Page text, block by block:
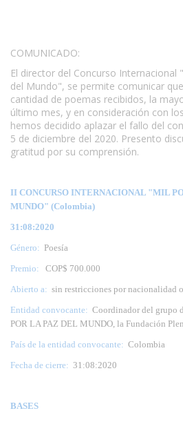
COMUNICADO:
El director del Concurso Internacional
del Mundo", se permite comunicar
cantidad de poemas recibidos, la
último mes, y en consideración con
hemos decidido aplazar el fallo del
5 de diciembre del 2020. Presento
gratitud por su comprensión.
II CONCURSO INTERNACIONAL "MIL
MUNDO" (Colombia)
31:08:2020
Género: Poesía
Premio:
COP$ 700.000
Abierto a: sin restricciones por nacionalidad
Entidad convocante: Coordinador del grupo
POR LA PAZ DEL MUNDO, la Fundación
País de la entidad convocante: Colombia
Fecha de cierre: 31:08:2020
BASES